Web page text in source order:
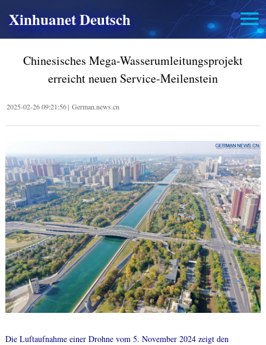
Xinhuanet Deutsch
Chinesisches Mega-Wasserumleitungsprojekt
erreicht neuen Service-Meilenstein
2025-02-26 09:21:56| German.news.cn
Die Luftaufnahme einer Drohne vom 5. November 2024 zeigt den